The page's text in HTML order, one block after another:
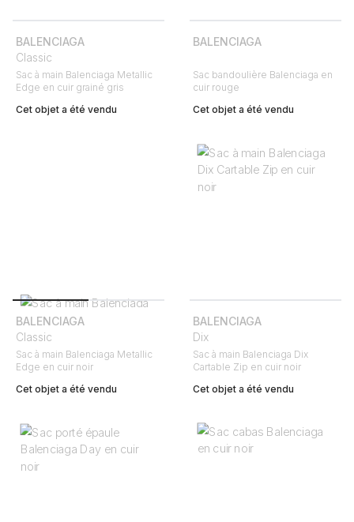
BALENCIAGA
Classic
Sac à main Balenciaga Metallic
Edge en cuir grainé gris
Cet objet a été vendu
BALENCIAGA
Sac bandoulière Balenciaga en
cuir rouge
Cet objet a été vendu
BALENCIAGA
Classic
Sac à main Balenciaga Metallic
Edge en cuir noir
Cet objet a été vendu
BALENCIAGA
Dix
Sac à main Balenciaga Dix
Cartable Zip en cuir noir
Cet objet a été vendu